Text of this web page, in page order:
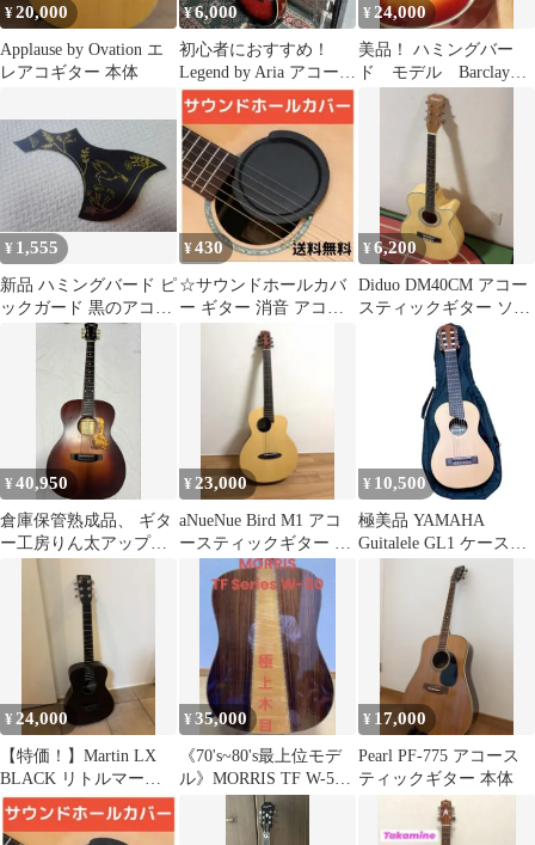
¥20,000
Applause by Ovation エ
レアコギター 本体
¥6,000
初心者におすすめ！
Legend by Aria アコース
ティックギター F-15
¥ 24,000
美品！ ハミングバー
ド モデル Barclay
GH280 クリーニング済
¥ 1,555
新品 ハミングバード ピ
ックガード 黒のアコー
スティックギター用ピ
¥430
☆サウンドホールカバ
ー ギター 消音 アコー
スティック
¥6,200
Diduo DM40CM アコー
スティックギター ソフ
トケース付き
¥40,950
倉庫保管熟成品、 ギタ
ー工房りん太アップグ
¥23,000
aNueNue Bird M1 アコ
ースティックギター 純
正ケース付 美品
¥ 10,500
極美品 YAMAHA
Guitalele GL1 ケース付
き ヤマハ ギタレレ
¥24,000
【特価！】Martin LX
BLACK リトルマーチ
ン
¥35,000
《70's~80's最上位モデ
ル》MORRIS TF W-50
モーリスアコギ
¥ 17,000
Pearl PF-775 アコース
ティックギター 本体